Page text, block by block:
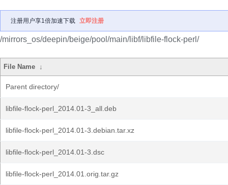
注册用户享1倍加速下载 立即注册
/mirrors_os/deepin/beige/pool/main/libf/libfile-flock-perl/
File Name ↓
Parent directory/
libfile-flock-perl_2014.01-3_all.deb
libfile-flock-perl_2014.01-3.debian.tar.xz
libfile-flock-perl_2014.01-3.dsc
libfile-flock-perl_2014.01.orig.tar.gz